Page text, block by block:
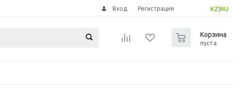
KZ RU
Вход Регистрация
Корзина
пуста